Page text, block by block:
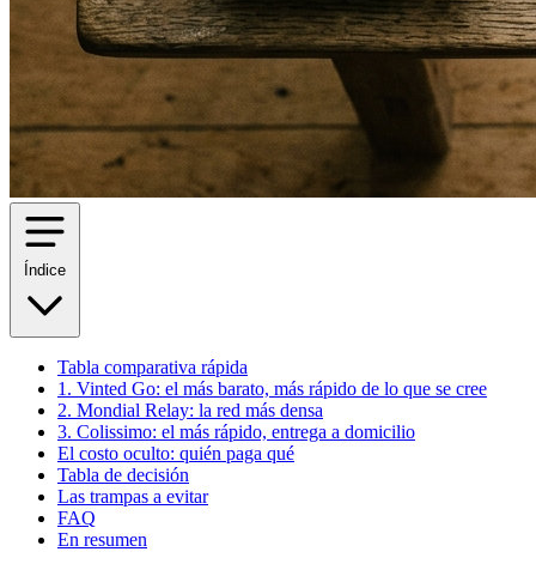
Índice
Tabla comparativa rápida
1. Vinted Go: el más barato, más rápido de lo que se cree
2. Mondial Relay: la red más densa
3. Colissimo: el más rápido, entrega a domicilio
El costo oculto: quién paga qué
Tabla de decisión
Las trampas a evitar
FAQ
En resumen